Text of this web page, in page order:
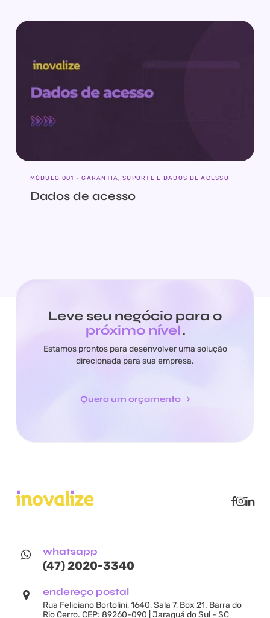
MÓDULO 001 - GARANTIA, SUPORTE E DADOS DE ACESSO
Dados de acesso
Leve seu negócio para o
próximo nível.
Estamos prontos para desenvolver uma solução
direcionada para sua empresa.
Quero um orçamento
whatsapp
(47) 2020-3340
endereço postal
Rua Feliciano Bortolini, 1640, Sala 7, Box 21. Barra do
Rio Cerro. CEP: 89260-090 | Jaraguá do Sul - SC